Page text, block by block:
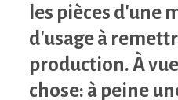
les pièces d'une
d'usage à
production. À
chose: à peine